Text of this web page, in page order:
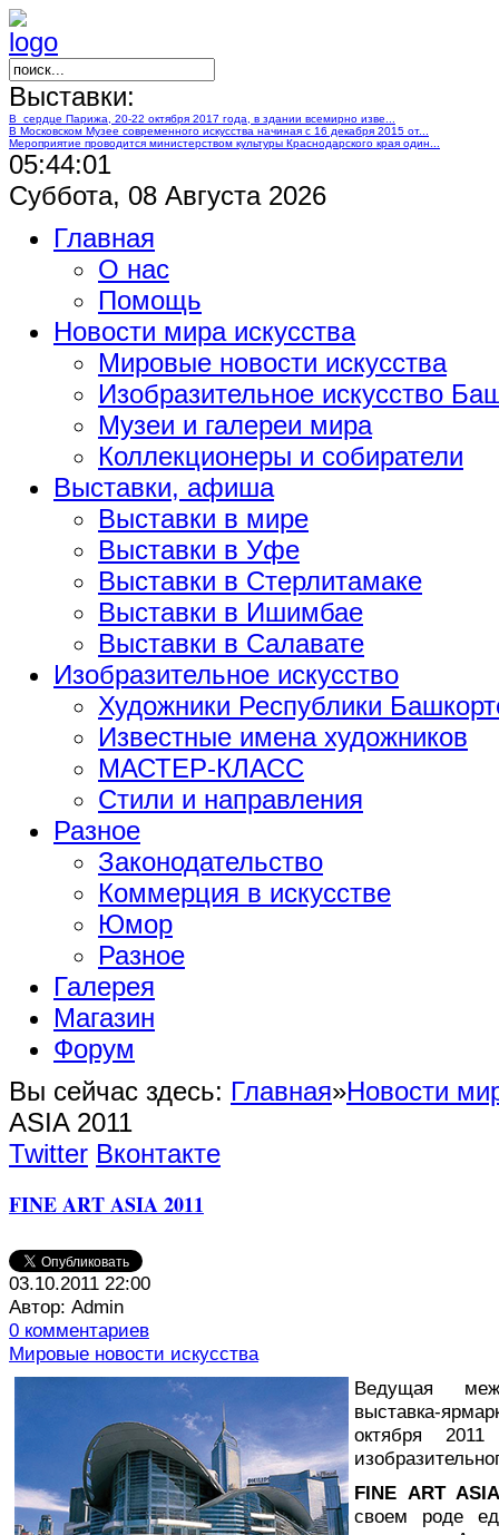
Выставки:
В сердце Парижа, 20-22 октября 2017 года, в здании всемирно изве...
В Московском Музее современного искусства начиная с 16 декабря 2015 от...
Мероприятие проводится министерством культуры Краснодарского края один...
05:44:02
Суббота, 08 Августа 2026
Главная
О нас
Помощь
Новости мира искусства
Мировые новости искусства
Изобразительное искусство
Музеи и галереи мира
Коллекционеры и собиратели
Выставки, афиша
Выставки в мире
Выставки в Уфе
Выставки в Стерлитамаке
Выставки в Ишимбае
Выставки в Салавате
Изобразительное искусство
Художники Республики
Известные имена художников
МАСТЕР-КЛАСС
Стили и направления
Разное
Законодательство
Коммерция в искусстве
Юмор
Разное
Галерея
Магазин
Форум
Вы сейчас здесь: Главная»Новости
ASIA 2011
Twitter Вконтакте
FINE ART ASIA 2011
03.10.2011 22:00
Автор: Admin
0 комментариев
Мировые новости искусства
Ведущая
выставка-
октября
FINE ART
своем роде